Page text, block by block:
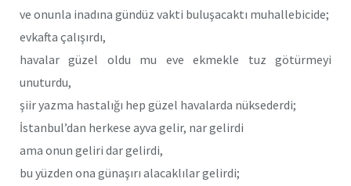
ve onunla inadına gündüz vakti buluşacaktı muhallebicide;
evkafta çalışırdı,
havalar güzel oldu mu eve ekmekle tuz götürmeyi
unuturdu,
şiir yazma hastalığı hep güzel havalarda nüksederdi;
İstanbul’dan herkese ayva gelir, nar gelirdi
ama onun geliri dar gelirdi,
bu yüzden ona günaşırı alacaklılar gelirdi;